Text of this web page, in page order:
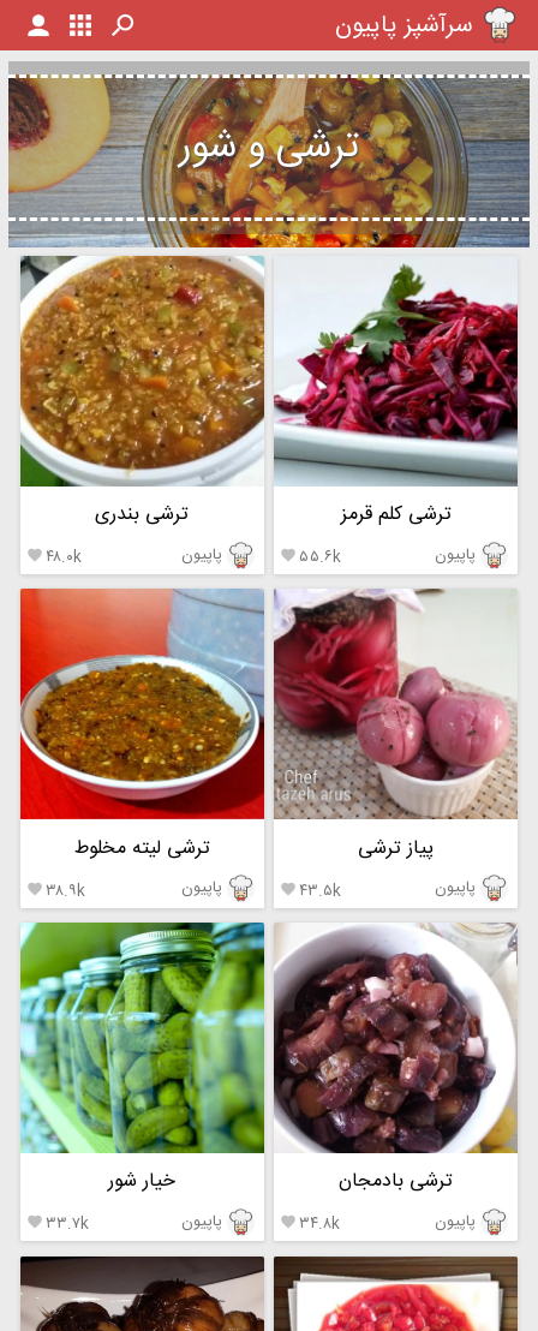
سرآشپز پاپیون
ترشی و شور
ترشی کلم قرمز
پاپیون ۵۵.۶k 
ترشی بندری
پاپیون ۴۸.۰k 
پیاز ترشی
پاپیون ۴۳.۵k 
ترشی لیته مخلوط
پاپیون ۳۸.۹k 
ترشی بادمجان
پاپیون ۳۴.۸k 
خیار شور
پاپیون ۳۳.۷k 